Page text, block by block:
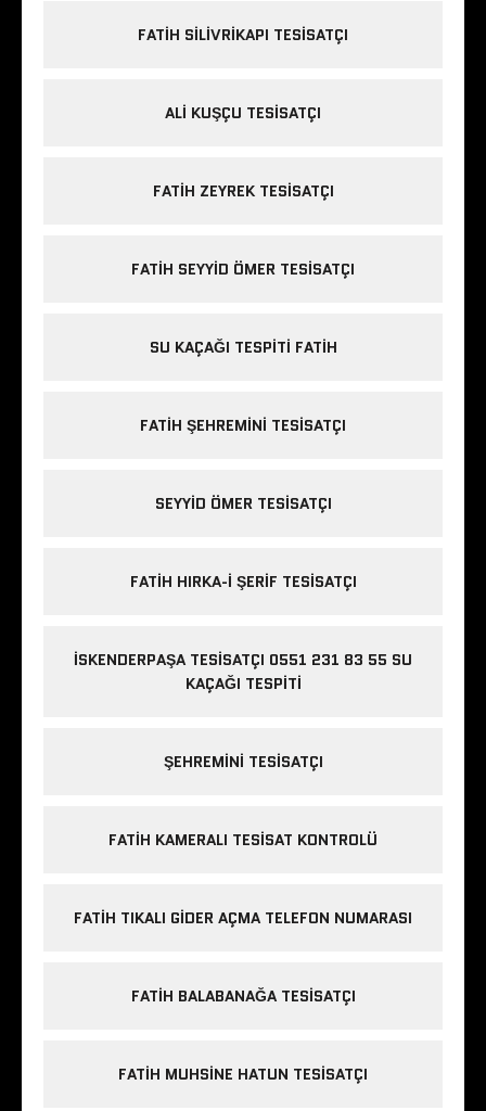
FATIH SILIVRIKAPI TESISATÇI
ALI KUŞÇU TESISATÇI
FATIH ZEYREK TESISATÇI
FATIH SEYYID ÖMER TESISATÇI
SU KAÇAĞI TESPITI FATIH
FATIH ŞEHREMINI TESISATÇI
SEYYID ÖMER TESISATÇI
FATIH HIRKA-I ŞERIF TESISATÇI
İSKENDERPAŞA TESISATÇI 0551 231 83 55 SU
KAÇAĞI TESPITI
ŞEHREMINI TESISATÇI
FATIH KAMERALI TESISAT KONTROLÜ
FATIH TIKALI GIDER AÇMA TELEFON NUMARASI
FATIH BALABANAĞA TESISATÇI
FATIH MUHSINE HATUN TESISATÇI